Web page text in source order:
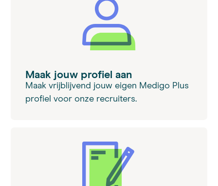
Maak jouw profiel aan
Maak vrijblijvend jouw eigen Medigo Plus
profiel voor onze recruiters.